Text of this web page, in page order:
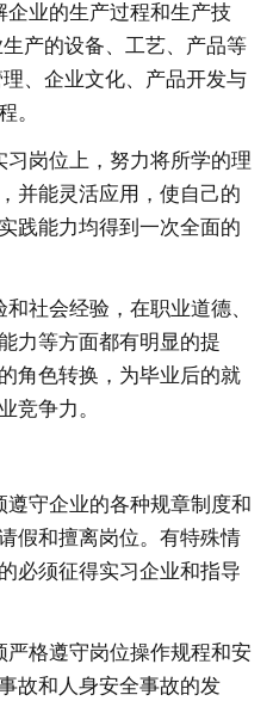
业的生产过程和生产技
产的设备、工艺、产品等
、企业文化、产品开发与
。
岗位上，努力将所学的理
并能灵活应用，使自己的
践能力均得到一次全面的
社会经验，在职业道德、
力等方面都有明显的提
角色转换，为毕业后的就
竞争力。
守企业的各种规章制度和
假和擅离岗位。有特殊情
必须征得实习企业和指导
格遵守岗位操作规程和安
故和人身安全事故的发